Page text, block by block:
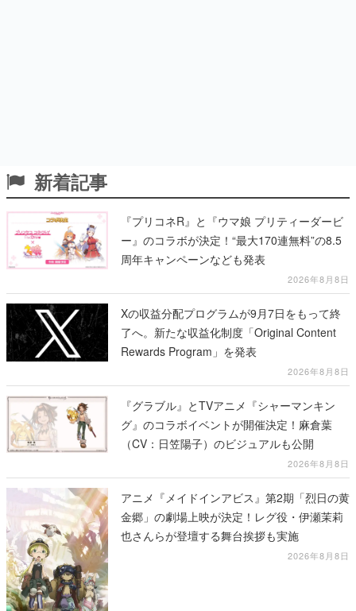
新着記事
『プリコネR』と『ウマ娘 プリティーダービ
ー』のコラボが決定！“最大170連無料”の8.5
周年キャンペーンなども発表
2026年8月8日
Xの収益分配プログラムが9月7日をもって終
了へ。新たな収益化制度「Original Content
Rewards Program」を発表
2026年8月8日
『グラブル』とTVアニメ『シャーマンキン
グ』のコラボイベントが開催決定！麻倉葉
（CV：日笠陽子）のビジュアルも公開
2026年8月8日
アニメ『メイドインアビス』第2期「烈日の黄
金郷」の劇場上映が決定！レグ役・伊瀬茉莉
也さんらが登壇する舞台挨拶も実施
2026年8月8日